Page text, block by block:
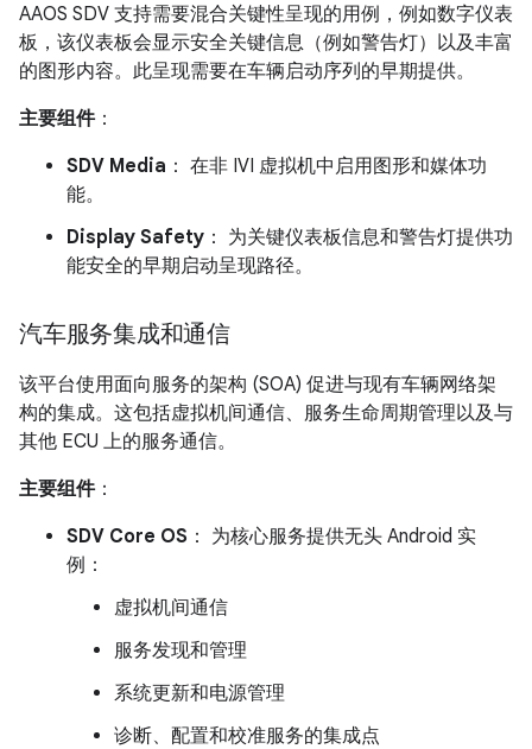
AAOS SDV 支持需要混合关键性呈现的用例，例如数字仪表
板，该仪表板会显示安全关键信息（例如警告灯）以及丰富
的图形内容。此呈现需要在车辆启动序列的早期提供。
主要组件：
SDV Media ： 在非 IVI 虚拟机中启用图形和媒体功
能。
Display Safety ： 为关键仪表板信息和警告灯提供功
能安全的早期启动呈现路径。
汽车服务集成和通信
该平台使用面向服务的架构 (SOA) 促进与现有车辆网络架
构的集成。这包括虚拟机间通信、服务生命周期管理以及与
其他 ECU 上的服务通信。
主要组件：
SDV Core OS ： 为核心服务提供无头 Android 实
例：
虚拟机间通信
服务发现和管理
系统更新和电源管理
诊断、配置和校准服务的集成点